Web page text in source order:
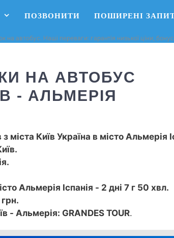
ПОЗВОНИТИ ПОШИРЕНІ
на автобус. Наші переваги: ​​гарантія низької ціни,
НА АВТОБУС
- АЛЬМЕРІЯ
Київ Україна в місто Альмерія
Альмерія Іспанія - 2 дні 7 г 50 хвл.
- Альмерія: GRANDES TOUR.